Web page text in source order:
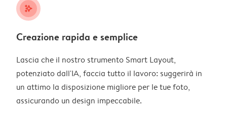
stars_plus
Creazione rapida e semplice
Lascia che il nostro strumento Smart Layout,
potenziato dall'IA, faccia tutto il lavoro: suggerirà in
un attimo la disposizione migliore per le tue foto,
assicurando un design impeccabile.